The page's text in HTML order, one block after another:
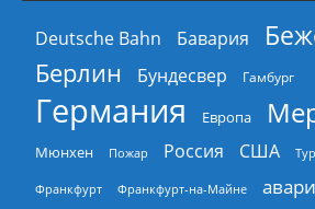
Deutsche Bahn Бавария
Берлин
Бундесвер Гамбург
Германия Европа
Мюнхен Пожар Россия США
Франкфурт Франкфурт-на-Майне